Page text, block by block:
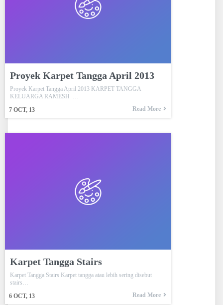
Proyek Karpet Tangga April 2013
7 OCT, 13
Proyek Karpet Tangga April 2013 KARPET TANGGA
KELUARGA RAMESH …
Read More
Karpet Tangga Stairs
6 OCT, 13
Karpet Tangga Stairs Karpet tangga atau lebih sering disebut
stairs…
Read More